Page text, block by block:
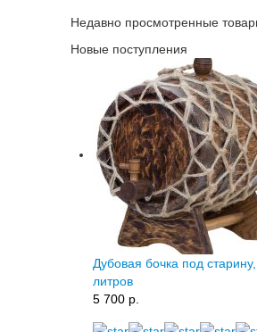
Недавно просмотренные
Новые поступления
Дубовая бочка под
литров
5 700 p.